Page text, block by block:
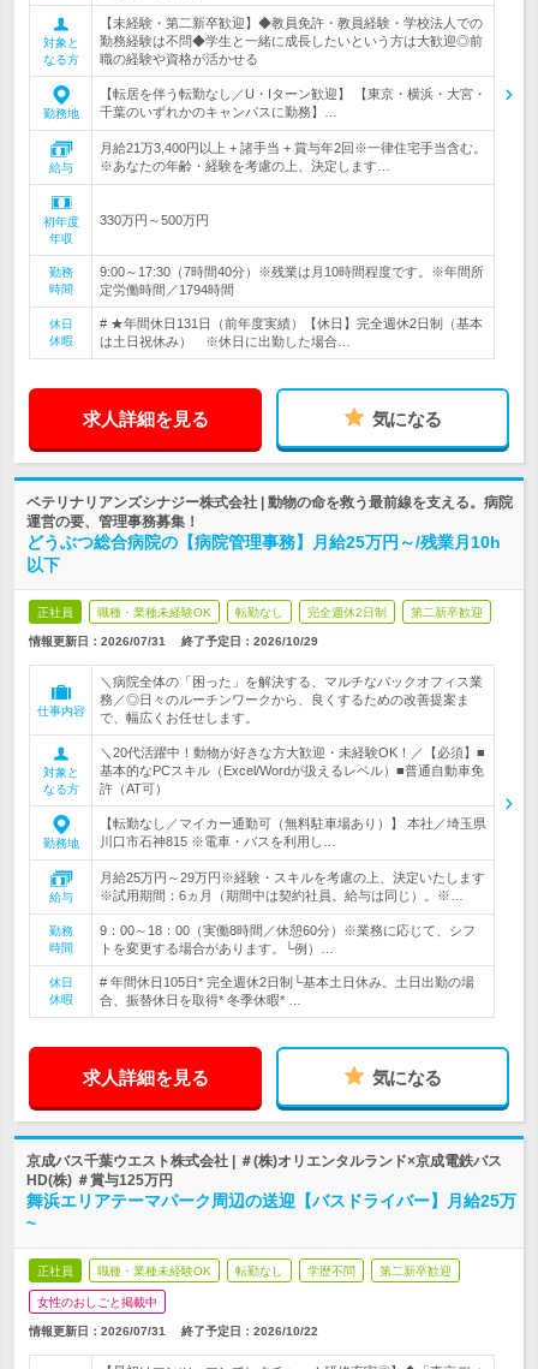
対象と
なる方
【未経験・第二新卒歓迎】◆教員免許・教員経験・学校法人での
勤務経験は不問◆学生と一緒に成長したいという方は大歓迎◎前
職の経験や資格が活かせる
勤務地
【転居を伴う転勤なし／U・Iターン歓迎】 【東京・横浜・大宮・
千葉のいずれかのキャンパスに勤務】…
給与
月給21万3,400円以上 + 諸手当 + 賞与年2回※一律住宅手当含む。
※あなたの年齢・経験を考慮の上、決定します…
初年度
年収
330万円～500万円
勤務
時間
9:00～17:30（7時間40分）※残業は月10時間程度です。※年間所
定労働時間／1794時間
休日
休暇
# ★年間休日131日（前年度実績）【休日】完全週休2日制（基本
は土日祝休み） ※休日に出勤した場合…
求人詳細を見る 気になる
ベテリナリアンズシナジー株式会社 | 動物の命を救う最前線を支える。病院
運営の要、管理事務募集！
どうぶつ総合病院の【病院管理事務】月給25万円～/残業月10h
以下
正社員 職種・業種未経験OK 転勤なし 完全週休2日制 第二新卒歓迎
情報更新日：2026/07/31 終了予定日： 2026/10/29
仕事内容
＼病院全体の「困った」を解決する、マルチなバックオフィス業
務／◎日々のルーチンワークから、良くするための改善提案ま
で、幅広くお任せします。
対象と
なる方
＼20代活躍中！動物が好きな方大歓迎・未経験OK！／【必須】■
基本的なPCスキル（Excel/Wordが扱えるレベル）■普通自動車免
許（AT可）
勤務地
【転勤なし／マイカー通勤可（無料駐車場あり）】 本社／埼玉県
川口市石神815 ※電車・バスを利用し…
給与
月給25万円～29万円※経験・スキルを考慮の上、決定いたします
※試用期間：6ヵ月（期間中は契約社員。給与は同じ）。※…
勤務
時間
9：00～18：00（実働8時間／休憩60分）※業務に応じて、シフ
トを変更する場合があります。└例）…
休日
休暇
# 年間休日105日* 完全週休2日制└基本土日休み。土日出勤の場
合、振替休日を取得* 冬季休暇* …
求人詳細を見る 気になる
京成バス千葉ウエスト株式会社 | ＃(株)オリエンタルランド×京成電鉄バス
HD(株) ＃賞与125万円
舞浜エリアテーマパーク周辺の送迎【バスドライバー】月給25万
~
正社員 職種・業種未経験OK 転勤なし 学歴不問 第二新卒歓迎
女性のおしごと掲載中
情報更新日：2026/07/31 終了予定日： 2026/10/22